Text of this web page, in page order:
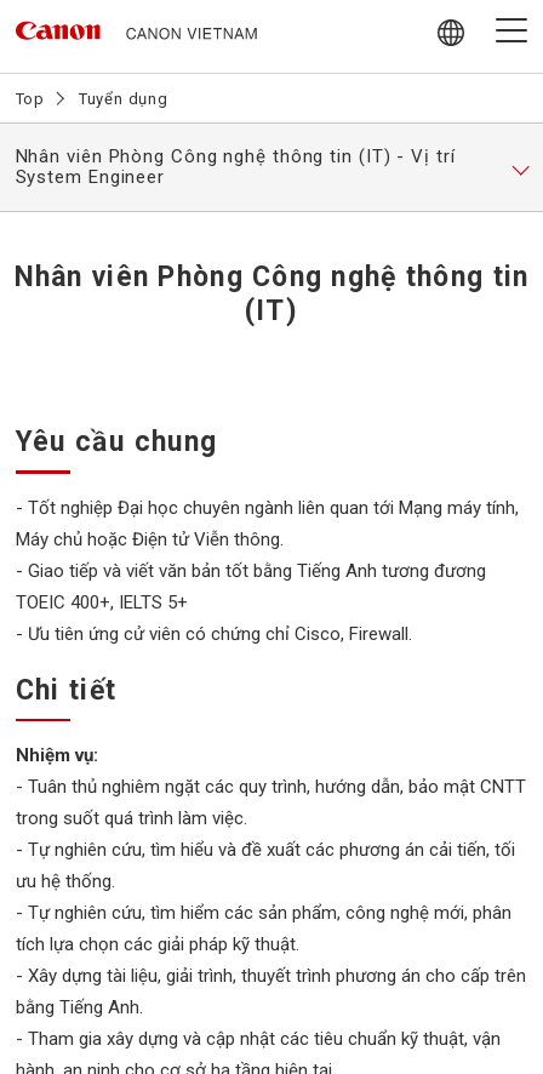
Giới thiệu về Canon Vietnam
Video
Hoạt động trách nhiệm Xã hội
Tuyển dụng
Liên hệ
Top Tuyển dụng
Nhân viên Phòng Công nghệ thông tin (IT) - Vị trí
System Engineer
Nhân viên Phòng Công nghệ thông tin
(IT)
Yêu cầu chung
- Tốt nghiệp Đại học chuyên ngành liên quan tới Mạng máy tính,
Máy chủ hoặc Điện tử Viễn thông.
- Giao tiếp và viết văn bản tốt bằng Tiếng Anh tương đương
TOEIC 400+, IELTS 5+
- Ưu tiên ứng cử viên có chứng chỉ Cisco, Firewall.
Chi tiết
Nhiệm vụ:
- Tuân thủ nghiêm ngặt các quy trình, hướng dẫn, bảo mật CNTT
trong suốt quá trình làm việc.
- Tự nghiên cứu, tìm hiểu và đề xuất các phương án cải tiến, tối
ưu hệ thống.
- Tự nghiên cứu, tìm hiểm các sản phẩm, công nghệ mới, phân
tích lựa chọn các giải pháp kỹ thuật.
- Xây dựng tài liệu, giải trình, thuyết trình phương án cho cấp trên
bằng Tiếng Anh.
- Tham gia xây dựng và cập nhật các tiêu chuẩn kỹ thuật, vận